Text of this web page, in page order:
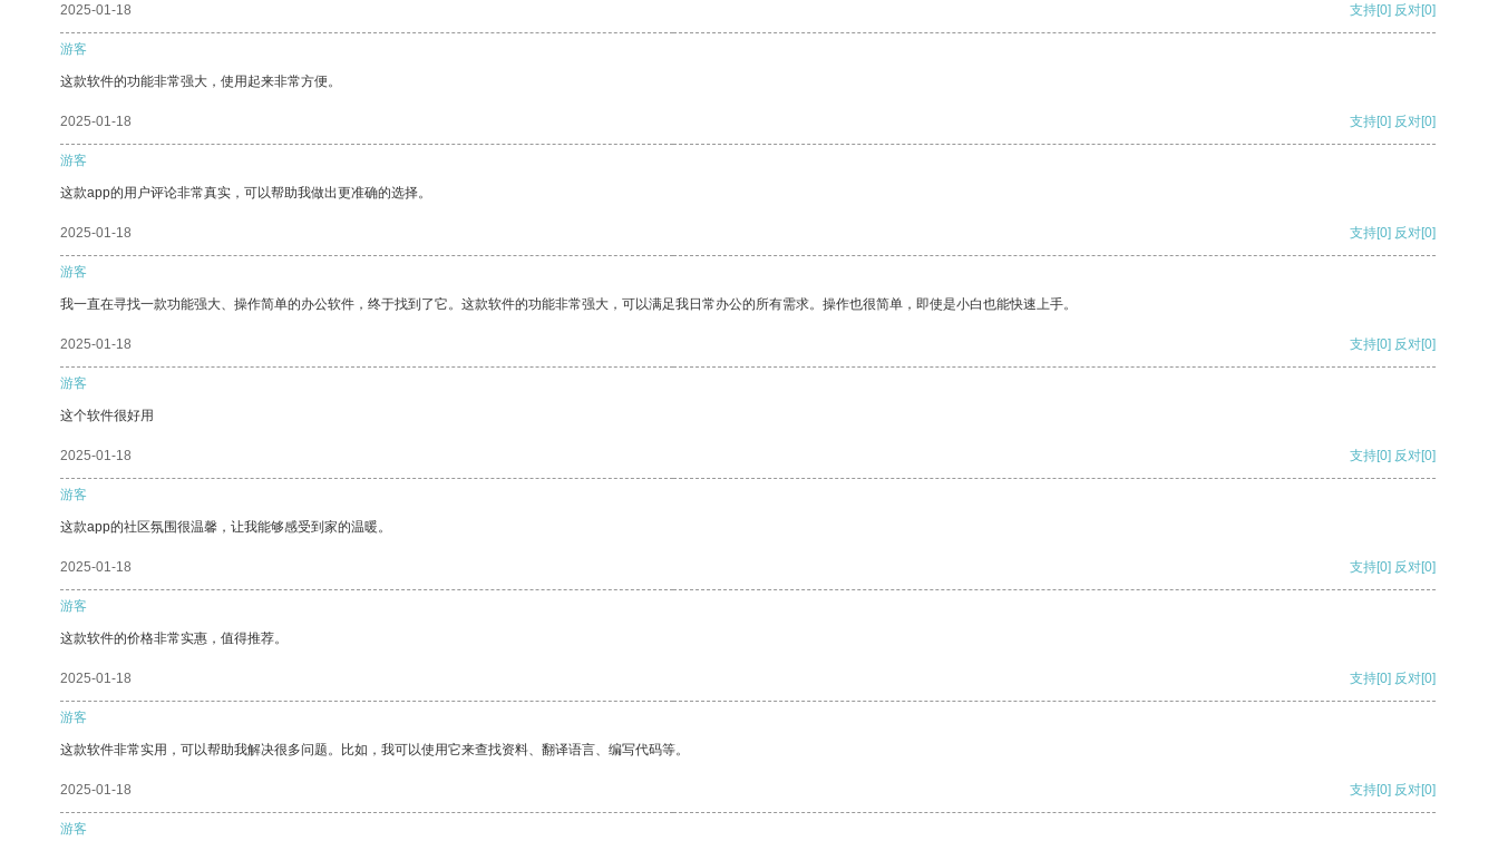
2025-01-18 支持[0] 反对[0]
游客
这款软件的功能非常强大，使用起来非常方便。
2025-01-18 支持[0] 反对[0]
游客
这款app的用户评论非常真实，可以帮助我做出更准确的选择。
2025-01-18 支持[0] 反对[0]
游客
我一直在寻找一款功能强大、操作简单的办公软件，终于找到了它。这款软件的功能非常强大，可以满足我日常办公的所有需求。操作也很简单，即使是小白也能快速上手。
2025-01-18 支持[0] 反对[0]
游客
这个软件很好用
2025-01-18 支持[0] 反对[0]
游客
这款app的社区氛围很温馨，让我能够感受到家的温暖。
2025-01-18 支持[0] 反对[0]
游客
这款软件的价格非常实惠，值得推荐。
2025-01-18 支持[0] 反对[0]
游客
这款软件非常实用，可以帮助我解决很多问题。比如，我可以使用它来查找资料、翻译语言、编写代码等。
2025-01-18 支持[0] 反对[0]
游客